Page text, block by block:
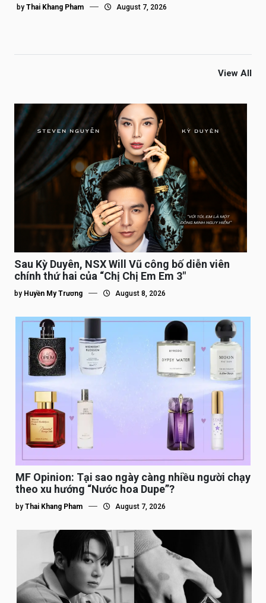
by Thai Khang Pham August 7, 2026
View All
Sau Kỳ Duyên, NSX Will Vũ công bố diễn viên
chính thứ hai của “Chị Chị Em Em 3″
by Huyền My Trương August 8, 2026
MF Opinion: Tại sao ngày càng nhiều người chạy
theo xu hướng “Nước hoa Dupe”?
by Thai Khang Pham August 7, 2026